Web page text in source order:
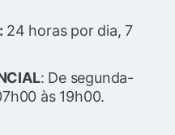
24 horas por dia, 7
: De segunda-
às 19h00.